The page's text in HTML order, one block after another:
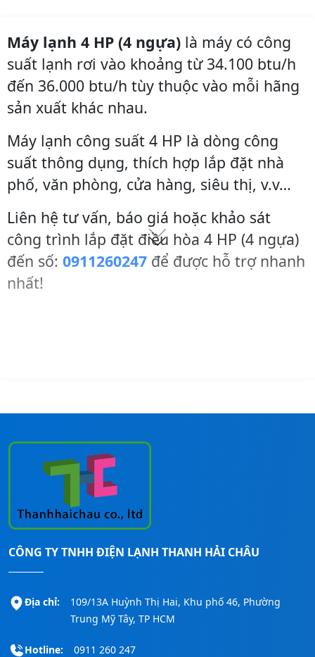
Máy lạnh 4 HP (4 ngựa) là máy có công
suất lạnh rơi vào khoảng từ 34.100 btu/h
đến 36.000 btu/h tùy thuộc vào mỗi hãng
sản xuất khác nhau.
Máy lạnh công suất 4 HP là dòng công
suất thông dụng, thích hợp lắp đặt nhà
phố, văn phòng, cửa hàng, siêu thị, v.v…
Liên hệ tư vấn, báo giá hoặc khảo sát
công trình lắp đặt điều hòa 4 HP (4 ngựa)
đến số: 0911260247 để được hỗ trợ nhanh
nhất!
CÔNG TY TNHH ĐIỆN LẠNH THANH HẢI CHÂU
Địa chỉ:
109/13A Huỳnh Thị Hai, Khu phố 46, Phường
Trung Mỹ Tây, TP HCM
Hotline: 0911 260 247